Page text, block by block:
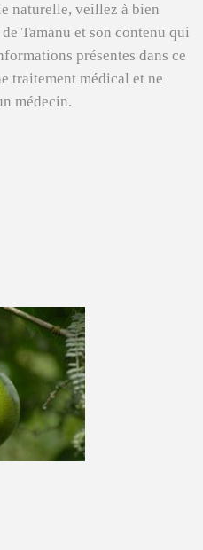
naturelle, veillez à bien
Tamanu et son contenu qui
présentes dans ce
traitement médical et ne
médecin.